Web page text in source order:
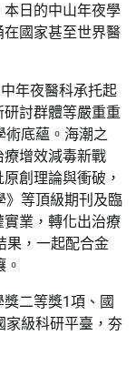
日的中山年夜學
國家甚至世界醫
年夜醫科承托起
討群體等嚴重重
底蘊。海潮之
增效減毒新戰
創理論與衝破，
》等頂級期刊及臨
業，轉化出治療
果，一起配合金
二等獎1項、國
家級科研平臺，夯